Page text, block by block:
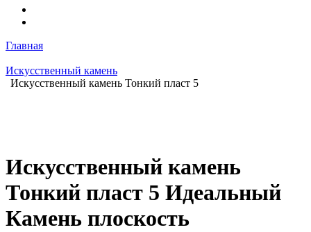
Главная
Искусственный камень
Искусственный камень Тонкий пласт 5
Искусственный камень
Тонкий пласт 5 Идеальный
Камень плоскость